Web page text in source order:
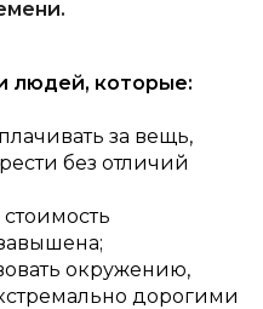
людей, которые:
за вещь,
без отличий
окружению,
дорогими